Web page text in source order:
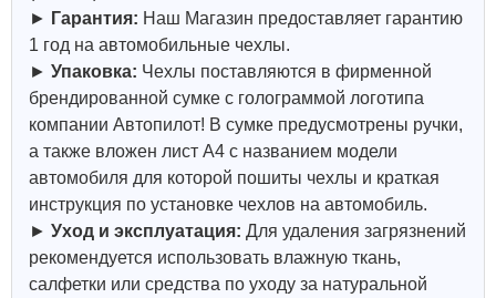
► Гарантия: Наш Магазин предоставляет гарантию
1 год на автомобильные чехлы.
► Упаковка: Чехлы поставляются в фирменной
брендированной сумке с голограммой логотипа
компании Автопилот! В сумке предусмотрены ручки,
а также вложен лист А4 с названием модели
автомобиля для которой пошиты чехлы и краткая
инструкция по установке чехлов на автомобиль.
► Уход и эксплуатация: Для удаления загрязнений
рекомендуется использовать влажную ткань,
салфетки или средства по уходу за натуральной